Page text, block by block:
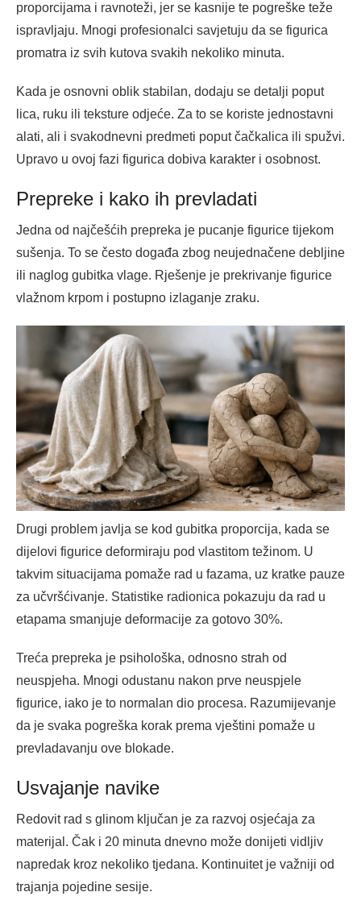
proporcijama i ravnoteži, jer se kasnije te pogreške teže
ispravljaju. Mnogi profesionalci savjetuju da se figurica
promatra iz svih kutova svakih nekoliko minuta.
Kada je osnovni oblik stabilan, dodaju se detalji poput
lica, ruku ili teksture odjeće. Za to se koriste jednostavni
alati, ali i svakodnevni predmeti poput čačkalica ili spužvi.
Upravo u ovoj fazi figurica dobiva karakter i osobnost.
Prepreke i kako ih prevladati
Jedna od najčešćih prepreka je pucanje figurice tijekom
sušenja. To se često događa zbog neujednačene debljine
ili naglog gubitka vlage. Rješenje je prekrivanje figurice
vlažnom krpom i postupno izlaganje zraku.
Drugi problem javlja se kod gubitka proporcija, kada se
dijelovi figurice deformiraju pod vlastitom težinom. U
takvim situacijama pomaže rad u fazama, uz kratke pauze
za učvršćivanje. Statistike radionica pokazuju da rad u
etapama smanjuje deformacije za gotovo 30%.
Treća prepreka je psihološka, odnosno strah od
neuspjeha. Mnogi odustanu nakon prve neuspjele
figurice, iako je to normalan dio procesa. Razumijevanje
da je svaka pogreška korak prema vještini pomaže u
prevladavanju ove blokade.
Usvajanje navike
Redovit rad s glinom ključan je za razvoj osjećaja za
materijal. Čak i 20 minuta dnevno može donijeti vidljiv
napredak kroz nekoliko tjedana. Kontinuitet je važniji od
trajanja pojedine sesije.